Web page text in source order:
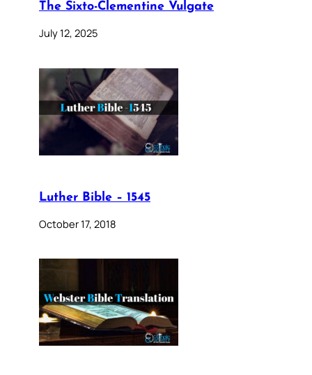
The Sixto-Clementine Vulgate
July 12, 2025
Luther Bible – 1545
October 17, 2018